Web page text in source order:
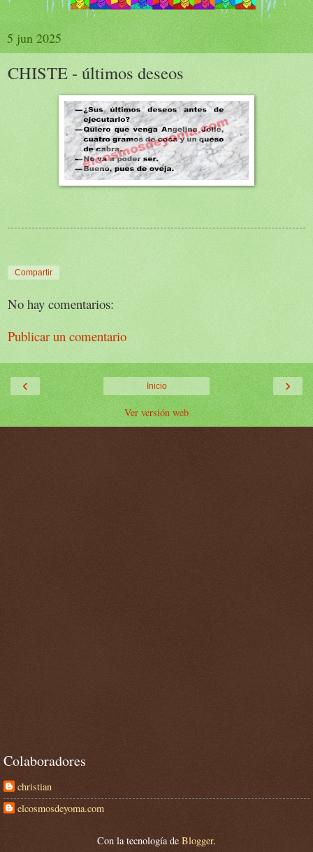
5 jun 2025
CHISTE - últimos deseos
Compartir
No hay comentarios:
Publicar un comentario
‹ ›
Inicio
Ver versión web
Colaboradores
christian
elcosmosdeyoma.com
Con la tecnología de Blogger.